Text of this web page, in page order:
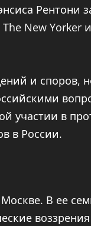
Рентони
New Yorker
и споров,
участии в
в России.
Москве. В ее